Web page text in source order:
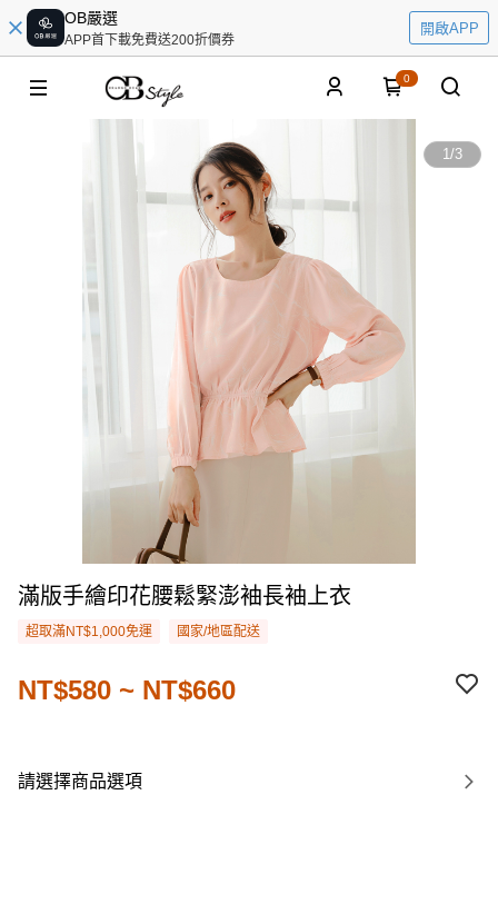
OB嚴選
APP首下載免費送200折價券
開啟APP
0
1/3
滿版手繪印花腰鬆緊澎袖長袖上衣
超取滿NT$1,000免運 國家/地區配送
NT$580 ~ NT$660
請選擇商品選項